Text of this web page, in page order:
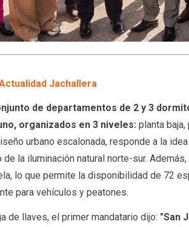
Jachallera
de departamentos de 2 y 3
organizados en 3 niveles: planta
urbano escalonada, responde a la
de la iluminación natural norte-sur.
lo que permite la disponibilidad de 72
para vehículos y peatones.
de llaves, el primer mandatario dijo: "San